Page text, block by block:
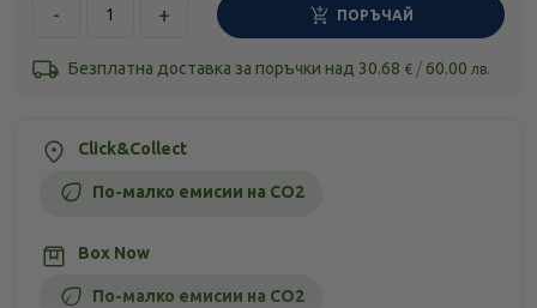
- + ПОРЪЧАЙ
Безплатна доставка за поръчки над 30.68 € / 60.00 лв.
Click&Collect
По-малко емисии на CO2
Box Now
По-малко емисии на CO2